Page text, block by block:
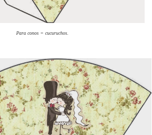
Para conos = cucuruchos.